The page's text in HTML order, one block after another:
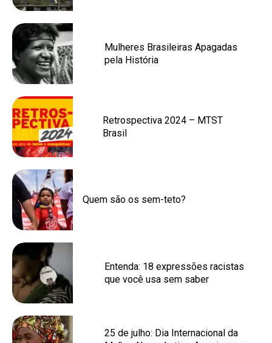
Mulheres Brasileiras Apagadas
pela História
Retrospectiva 2024 – MTST
Brasil
Quem são os sem-teto?
Entenda: 18 expressões racistas
que você usa sem saber
25 de julho: Dia Internacional da